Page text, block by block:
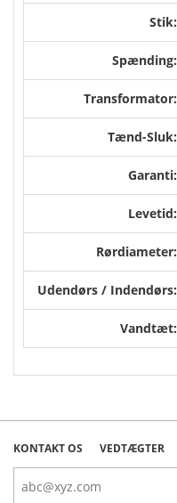
Stik:
Spænding:
Transformator:
Tænd-Sluk:
Garanti:
Levetid:
Rørdiameter:
Udendørs / Indendørs:
Vandtæt:
KONTAKT OS VEDTÆGTER